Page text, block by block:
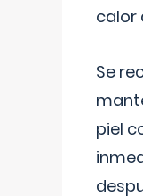
calor
Se
piel